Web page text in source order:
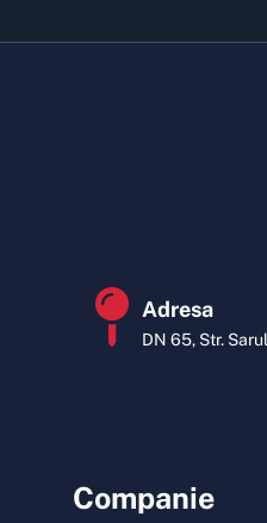
Adresa
DN 65, Str.
Companie